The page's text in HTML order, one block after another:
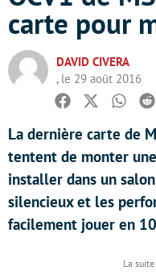
carte pour
DAVID CIVERA
, le 29 août 2016
Facebook
Twitter
La dernière carte de
tentent de monter
installer dans un
silencieux et les
facilement jouer en